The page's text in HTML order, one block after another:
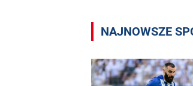
NAJNOWSZE